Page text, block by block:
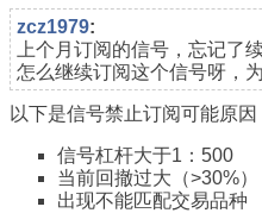
zcz1979:
上个月订阅的信号，忘记了
怎么继续订阅这个信号呀，
以下是信号禁止订阅可能原因
信号杠杆大于1：500
当前回撤过大（>30%）
出现不能匹配交易品种